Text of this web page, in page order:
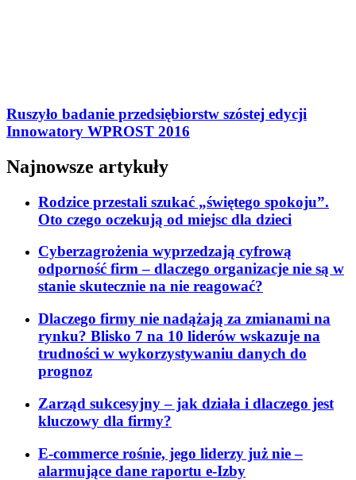
Ruszyło badanie przedsiębiorstw szóstej edycji
Innowatory WPROST 2016
Najnowsze artykuły
Rodzice przestali szukać „świętego spokoju”.
Oto czego oczekują od miejsc dla dzieci
Cyberzagrożenia wyprzedzają cyfrową
odporność firm – dlaczego organizacje nie są w
stanie skutecznie na nie reagować?
Dlaczego firmy nie nadążają za zmianami na
rynku? Blisko 7 na 10 liderów wskazuje na
trudności w wykorzystywaniu danych do
prognoz
Zarząd sukcesyjny – jak działa i dlaczego jest
kluczowy dla firmy?
E-commerce rośnie, jego liderzy już nie –
alarmujące dane raportu e-Izby